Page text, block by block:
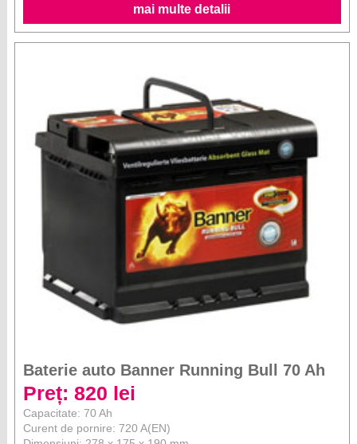
mai multe detalii
Baterie auto Banner Running Bull 70 Ah
Preț: 820 lei
Capacitate: 70 Ah
Curent de pornire: 720 A(EN)